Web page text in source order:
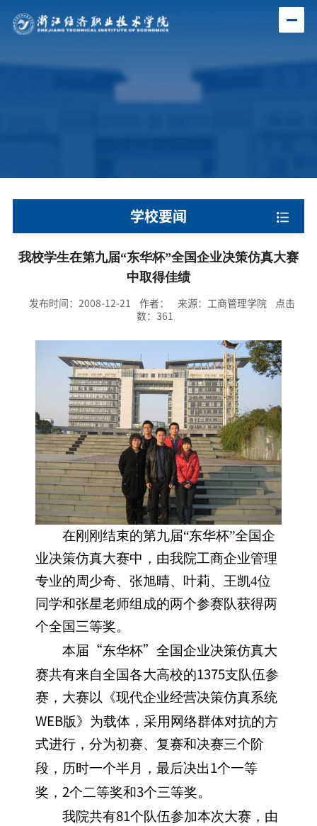
学校要闻
我校学生在第九届“东华杯”全国企业决策仿真大赛
中取得佳绩
发布时间：2008-12-21 作者： 来源：工商管理学院 点击
数： 361
在刚刚结束的第九届“东华杯”全国企
业决策仿真大赛中，由我院工商企业管理
专业的周少奇、张旭晴、叶莉、王凯4位
同学和张星老师组成的两个参赛队获得两
个全国三等奖。
本届 “东华杯” 全国企业决策仿真大
赛共有来自全国各大高校的1375支队伍参
赛，大赛以《现代企业经营决策仿真系统
WEB版》为载体，采用网络群体对抗的方
式进行，分为初赛、复赛和决赛三个阶
段，历时一个半月，最后决出1个一等
奖，2个二等奖和3个三等奖。
我院共有81个队伍参加本次大赛，由